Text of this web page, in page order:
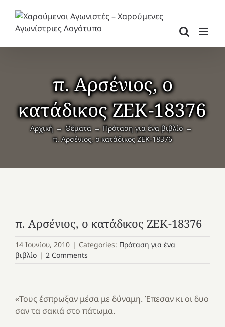
περιεχόμενο
π. Αρσένιος, ο
κατάδικος ΖΕΚ-18376
Αρχική Θέματα
Πρόταση για ένα βιβλίο
π. Αρσένιος, ο κατάδικος ΖΕΚ-18376
π. Αρσένιος, ο κατάδικος ΖΕΚ-18376
14 Ιουνίου, 2010 | Categories: Πρόταση για ένα
βιβλίο | 2 Comments
«Τους έσπρωξαν μέσα με δύναμη. Έπεσαν κι οι δυο
σαν τα σακιά στο πάτωμα.